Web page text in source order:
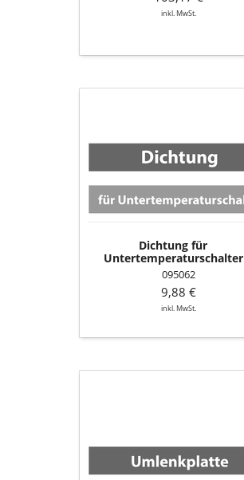
inkl. MwSt.
Dichtung für
Untertemperaturschalter
095062
9,88 €
inkl. MwSt.